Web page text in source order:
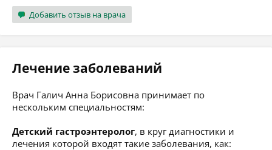
Добавить отзыв на врача
Лечение заболеваний
Врач Галич Анна Борисовна принимает по
нескольким специальностям:
Детский гастроэнтеролог, в круг диагностики и
лечения которой входят такие заболевания, как: